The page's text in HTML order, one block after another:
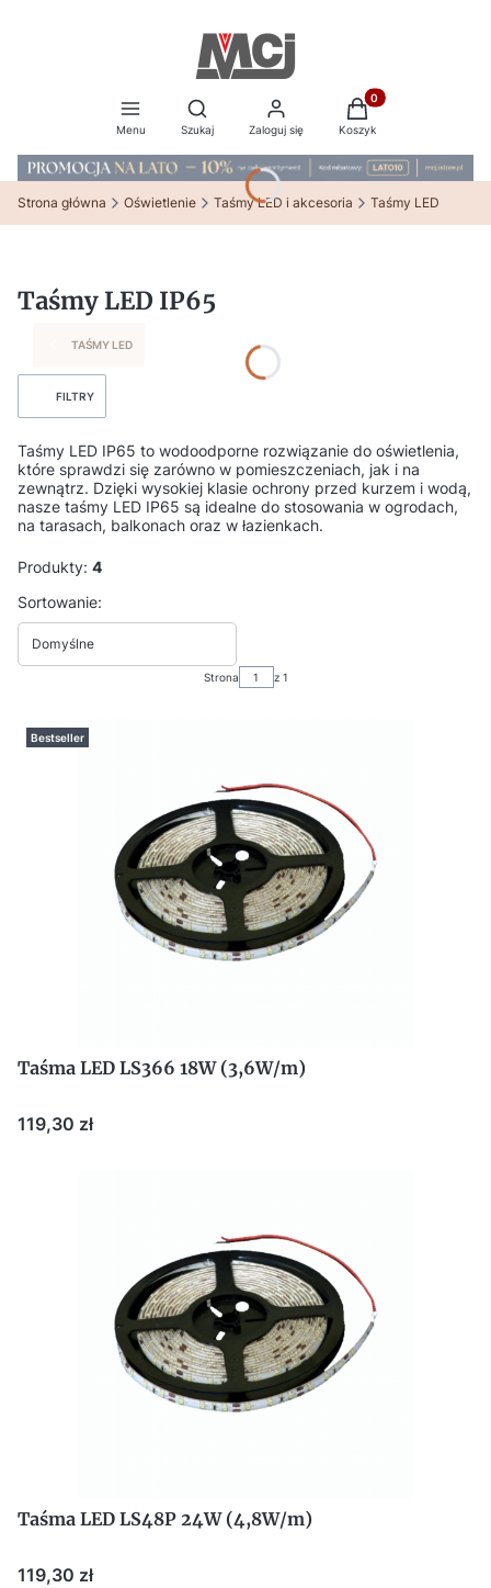
Menu
Otwórz wyszukiwarkę
Szukaj Zaloguj się
Produkty w
Koszyk
Strona główna Oświetlenie Taśmy LED i akcesoria Taśmy LED
Taśmy LED IP65
TAŚMY LED
FILTRY
Taśmy LED IP65 to wodoodporne rozwiązanie do oświetlenia,
które sprawdzi się zarówno w pomieszczeniach, jak i na
zewnątrz. Dzięki wysokiej klasie ochrony przed kurzem i wodą,
nasze taśmy LED IP65 są idealne do stosowania w ogrodach,
na tarasach, balkonach oraz w łazienkach.
Produkty: 4
Lista produktów
Sortowanie:
Domyślne
Strona z 1
Bestseller
Taśma LED LS366 18W (3,6W/m)
Cena
119,30 zł
Taśma LED LS48P 24W (4,8W/m)
Cena
119,30 zł